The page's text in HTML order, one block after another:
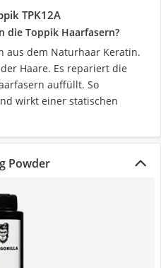
TPK12A
die Toppik Haarfasern?
aus dem Naturhaar Keratin.
Haare. Es repariert die
auffüllt. So
wirkt einer statischen
Powder